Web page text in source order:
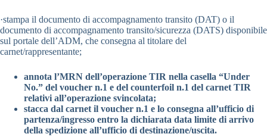
·stampa il documento di accompagnamento transito (DAT) o il
documento di accompagnamento transito/sicurezza (DATS) disponibile
sul portale dell’ADM, che consegna al titolare del
carnet/rappresentante;
annota l’MRN dell’operazione TIR nella casella “Under
No.” del voucher n.1 e del counterfoil n.1 del carnet TIR
relativi all’operazione svincolata;
stacca dal carnet il voucher n.1 e lo consegna all’ufficio di
partenza/ingresso entro la dichiarata data limite di arrivo
della spedizione all’ufficio di destinazione/uscita.